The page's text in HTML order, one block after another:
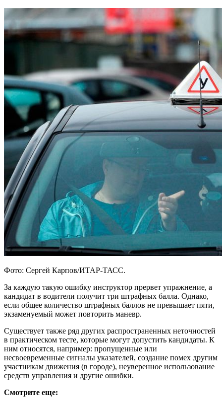
Фото: Сергей Карпов/ИТАР-ТАСС.
За каждую такую ошибку инструктор прервет упражнение, а
кандидат в водители получит три штрафных балла. Однако,
если общее количество штрафных баллов не превышает пяти,
экзаменуемый может повторить маневр.
Существует также ряд других распространенных неточностей
в практическом тесте, которые могут допустить кандидаты. К
ним относятся, например: пропущенные или
несвоевременные сигналы указателей, создание помех другим
участникам движения (в городе), неуверенное использование
средств управления и другие ошибки.
Смотрите еще: